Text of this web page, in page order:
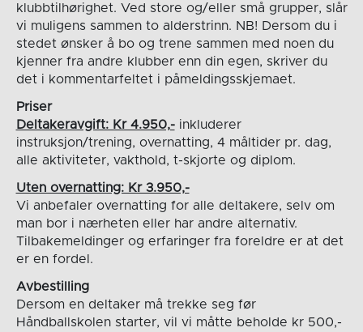
klubbtilhørighet. Ved store og/eller små grupper, slår
vi muligens sammen to alderstrinn. NB! Dersom du i
stedet ønsker å bo og trene sammen med noen du
kjenner fra andre klubber enn din egen, skriver du
det i kommentarfeltet i påmeldingsskjemaet.
Priser
Deltakeravgift: Kr 4.950,-inkluderer
instruksjon/trening, overnatting, 4 måltider pr. dag,
alle aktiviteter, vakthold, t-skjorte og diplom.
Uten overnatting: Kr 3.950,-
Vi anbefaler overnatting for alle deltakere, selv om
man bor i nærheten eller har andre alternativ.
Tilbakemeldinger og erfaringer fra foreldre er at det
er en fordel.
Avbestilling
Dersom en deltaker må trekke seg før
Håndballskolen starter, vil vi måtte beholde kr 500,-